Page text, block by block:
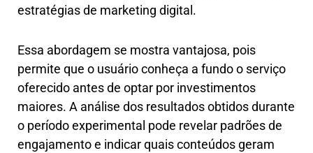
estratégias de marketing digital.
Essa abordagem se mostra vantajosa, pois
permite que o usuário conheça a fundo o serviço
oferecido antes de optar por investimentos
maiores. A análise dos resultados obtidos durante
o período experimental pode revelar padrões de
engajamento e indicar quais conteúdos geram